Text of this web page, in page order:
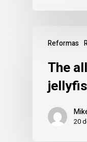
Reformas
The
20